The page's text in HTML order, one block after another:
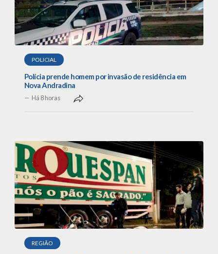
POLICIAL
Polícia prende homem por invasão de residência em
Nova Andradina
Há 8 horas
REGIÃO